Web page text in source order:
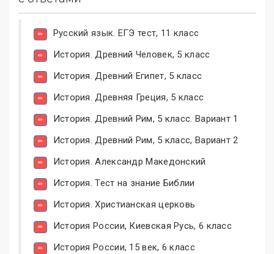
Русский язык. ЕГЭ тест, 11 класс
История. Древний Человек, 5 класс
История. Древний Египет, 5 класс
История. Древняя Греция, 5 класс
История. Древний Рим, 5 класс. Вариант 1
История. Древний Рим, 5 класс, Вариант 2
История. Александр Македонский
История. Тест на знание Библии
История. Христианская церковь
История России, Киевская Русь, 6 класс
История России, 15 век, 6 класс